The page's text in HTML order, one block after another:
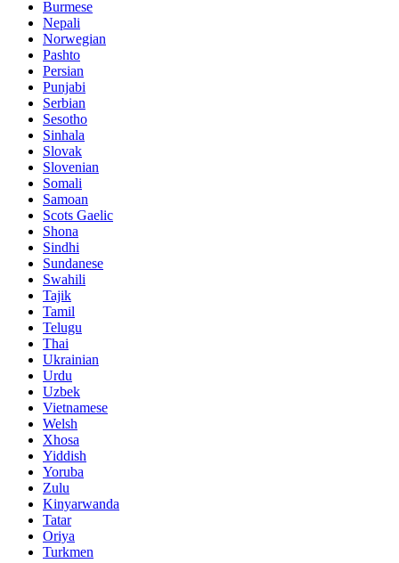
Burmese
Nepali
Norwegian
Pashto
Persian
Punjabi
Serbian
Sesotho
Sinhala
Slovak
Slovenian
Somali
Samoan
Scots Gaelic
Shona
Sindhi
Sundanese
Swahili
Tajik
Tamil
Telugu
Thai
Ukrainian
Urdu
Uzbek
Vietnamese
Welsh
Xhosa
Yiddish
Yoruba
Zulu
Kinyarwanda
Tatar
Oriya
Turkmen